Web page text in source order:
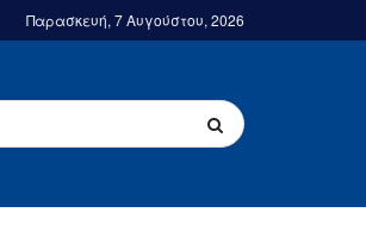
Παρασκευή, 7 Αυγούστου, 2026